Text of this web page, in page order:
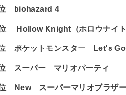
biohazard 4
Hollow Knight（ホロウナイト
ポケットモンスター Let's Go
スーパー マリオパーティ
New スーパーマリオブラザ